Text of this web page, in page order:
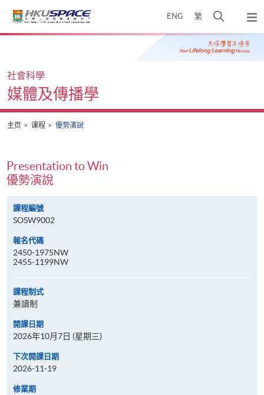
ENG 繁
开
搜
寻
弹
出
主
Main
社會科學
媒體及傳播學
主页 课程 優勢演說
Presentation to Win
優勢演說
課程編號
SOSW9002
報名代碼
2450-1975NW
2455-1199NW
課程制式
兼讀制
開課日期
2026年10月7日 (星期三)
下次開課日期
2026-11-19
修業期